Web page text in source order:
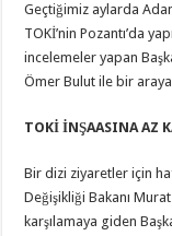
Geçtiğimiz aylarda
TOKİ’nin Pozantı’da
incelemeler yapan
Ömer Bulut ile bir
TOKİ İNŞAASINA AZ
Bir dizi ziyaretler için
Değişikliği Bakanı
karşılamaya giden